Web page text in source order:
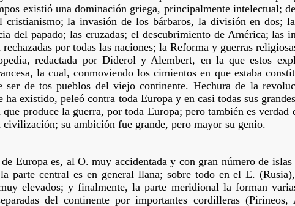
existió una dominación griega, principalmente intelectual;
cristianismo; la invasión de los bárbaros, la división en dos;
del papado; las cruzadas; el descubrimiento de América;
por todas las naciones; la Reforma y guerras
redactada por Diderol y Alembert, en la que estos
la cual, conmoviendo los cimientos en que estaba
ser de tos pueblos del viejo continente. Hechura de la
ha existido, peleó contra toda Europa y en casi todas sus
que produce la guerra, por toda Europa; pero también es
civilización; su ambición fue grande, pero mayor su genio.
Europa es, al O. muy accidentada y con gran número de
parte central es en general llana; sobre todo en el E.
elevados; y finalmente, la parte meridional la forman
del continente por importantes cordilleras